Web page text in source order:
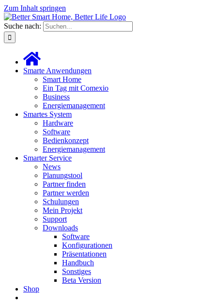
Zum Inhalt springen
Suche nach:
Smarte Anwendungen
Smart Home
Ein Tag mit Comexio
Business
Energiemanagement
Smartes System
Hardware
Software
Bedienkonzept
Energiemanagement
Smarter Service
News
Planungstool
Partner finden
Partner werden
Schulungen
Mein Projekt
Support
Downloads
Software
Konfigurationen
Präsentationen
Handbuch
Sonstiges
Beta Version
Shop